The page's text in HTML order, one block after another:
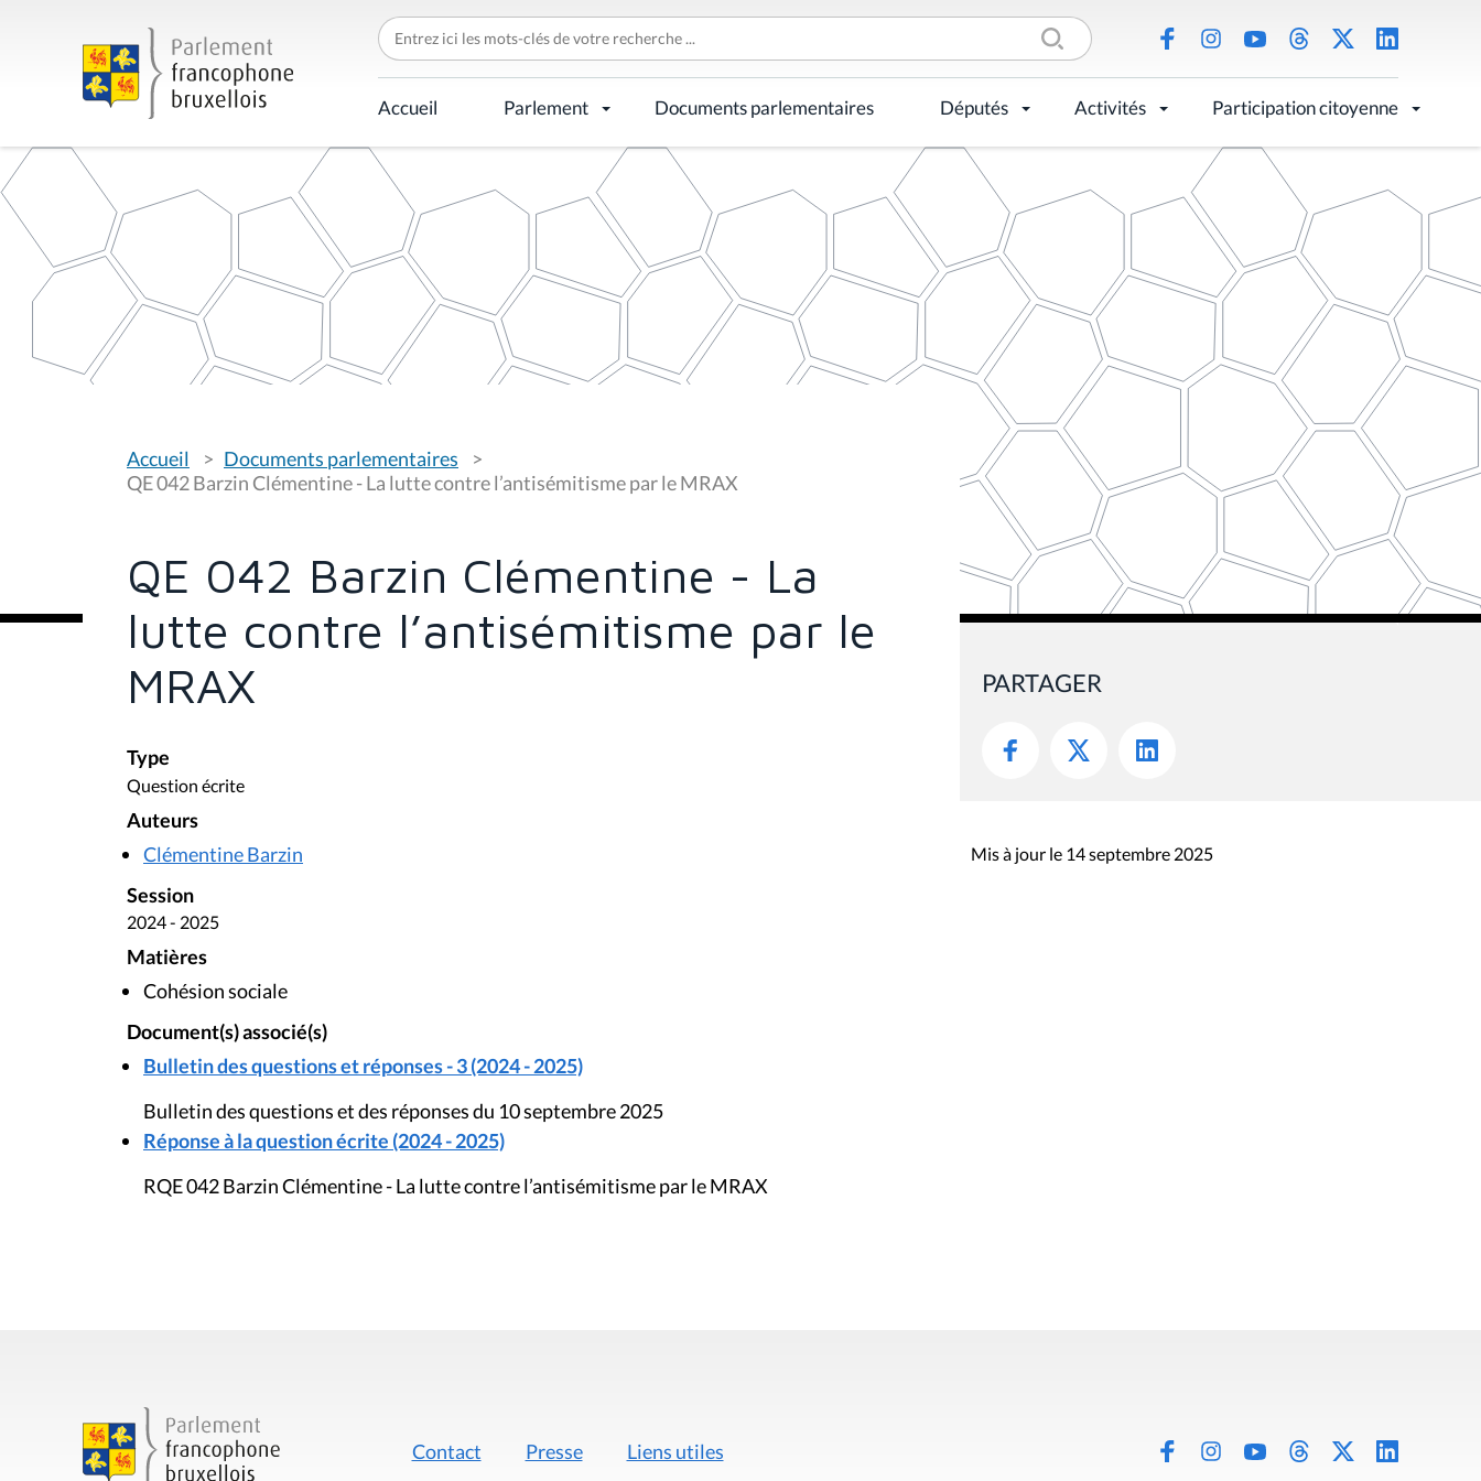
C
h
e
r
c
h
r
p
Accueil Parlement Documents parlementaires Députés Activités Participation citoyenne
o
u
s
s
Accueil
Documents parlementaires
QE 042 Barzin Clémentine - La lutte contre l’antisémitisme par le MRAX
QE 042 Barzin Clémentine - La
lutte contre l’antisémitisme par le
MRAX
Type
Question écrite
Auteurs
Clémentine Barzin
Session
2024 - 2025
Matières
Cohésion sociale
Document(s) associé(s)
Bulletin des questions et réponses - 3 (2024 - 2025)
Bulletin des questions et des réponses du 10 septembre 2025
Réponse à la question écrite (2024 - 2025)
RQE 042 Barzin Clémentine - La lutte contre l’antisémitisme par le MRAX
PARTAGER
Mis à jour le 14 septembre 2025
Contact Presse Liens utiles